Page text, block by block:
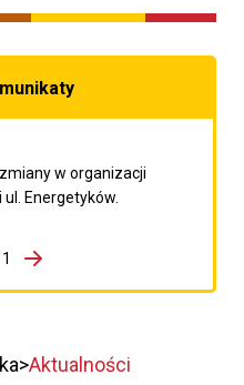
w organizacji
Energetyków.
Przejdź do następnego
Aktualności